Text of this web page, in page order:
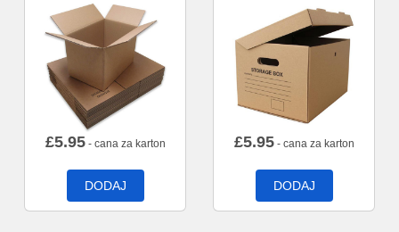
£5.95- cana za karton
DODAJ
£5.95- cana za karton
DODAJ